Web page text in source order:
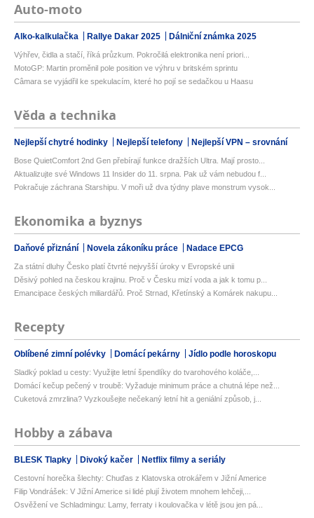
Auto-moto
Alko-kalkulačka Rallye Dakar 2025 Dálniční známka 2025
Výhřev, čidla a stačí, říká průzkum. Pokročilá elektronika není priori...
MotoGP: Martin proměnil pole position ve výhru v britském sprintu
Câmara se vyjádřil ke spekulacím, které ho pojí se sedačkou u Haasu
Věda a technika
Nejlepší chytré hodinky Nejlepší telefony Nejlepší VPN – srovnání
Bose QuietComfort 2nd Gen přebírají funkce dražších Ultra. Mají prosto...
Aktualizujte své Windows 11 Insider do 11. srpna. Pak už vám nebudou f...
Pokračuje záchrana Starshipu. V moři už dva týdny plave monstrum vysok...
Ekonomika a byznys
Daňové přiznání Novela zákoníku práce Nadace EPCG
Za státní dluhy Česko platí čtvrté nejvyšší úroky v Evropské unii
Děsivý pohled na českou krajinu. Proč v Česku mizí voda a jak k tomu p...
Emancipace českých miliardářů. Proč Strnad, Křetínský a Komárek nakupu...
Recepty
Oblíbené zimní polévky Domácí pekárny Jídlo podle horoskopu
Sladký poklad u cesty: Využijte letní špendlíky do tvarohového koláče,...
Domácí kečup pečený v troubě: Vyžaduje minimum práce a chutná lépe než...
Cuketová zmrzlina? Vyzkoušejte nečekaný letní hit a geniální způsob, j...
Hobby a zábava
BLESK Tlapky Divoký kačer Netflix filmy a seriály
Cestovní horečka šlechty: Chuďas z Klatovska otrokářem v Jižní Americe
Filip Vondrášek: V Jižní Americe si lidé plují životem mnohem lehčeji,...
Osvěžení ve Schladmingu: Lamy, ferraty i koulovačka v létě jsou jen pá...